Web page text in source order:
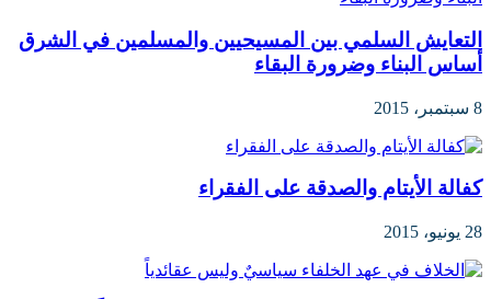
التعايش السلمي بين المسيحيين والمسلمين في الشرق
أساس البناء وضرورة البقاء
8 سبتمبر، 2015
كفالة الأيتام والصدقة على الفقراء
28 يونيو، 2015